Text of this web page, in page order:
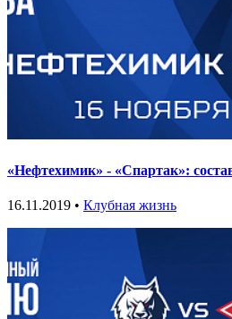
«Нефтехимик» - «Спартак»:
16.11.2019 • Клубная жизнь